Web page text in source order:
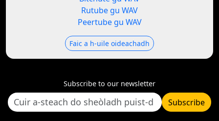
Rutube gu WAV
Peertube gu WAV
Faic a h-uile oideachadh
Subscribe to our newsletter
Subscribe